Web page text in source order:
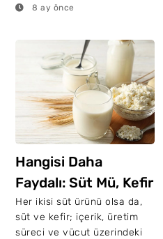
8 ay önce
Hangisi Daha
Faydalı: Süt Mü, Kefir
Mi? Farkları
Nelerdir?
Her ikisi süt ürünü olsa da,
süt ve kefir; içerik, üretim
süreci ve vücut üzerindeki